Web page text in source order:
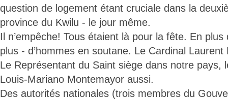
question de logement étant cruciale dans la
province du Kwilu - le jour même.
Il n’empêche! Tous étaient là pour la fête. En
plus - d’hommes en soutane. Le Cardinal
Le Représentant du Saint siège dans notre pays,
Louis-Mariano Montemayor aussi.
Des autorités nationales (trois membres du